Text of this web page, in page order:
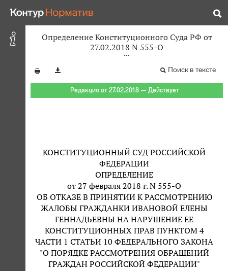
Определение Конституционного Суда РФ от
27.02.2018 N 555-О
Поиск в тексте
Редакция от 27.02.2018 — Действует
КОНСТИТУЦИОННЫЙ СУД РОССИЙСКОЙ
ФЕДЕРАЦИИ
ОПРЕДЕЛЕНИЕ
от 27 февраля 2018 г. N 555-О
ОБ ОТКАЗЕ В ПРИНЯТИИ К РАССМОТРЕНИЮ
ЖАЛОБЫ ГРАЖДАНКИ ИВАНОВОЙ ЕЛЕНЫ
ГЕННАДЬЕВНЫ НА НАРУШЕНИЕ ЕЕ
КОНСТИТУЦИОННЫХ ПРАВ ПУНКТОМ 4
ЧАСТИ 1 СТАТЬИ 10 ФЕДЕРАЛЬНОГО ЗАКОНА
"О ПОРЯДКЕ РАССМОТРЕНИЯ ОБРАЩЕНИЙ
ГРАЖДАН РОССИЙСКОЙ ФЕДЕРАЦИИ"